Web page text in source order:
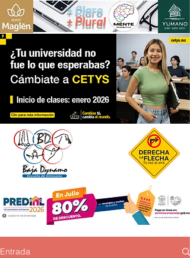
+ Claro
+ Plural
Entrada